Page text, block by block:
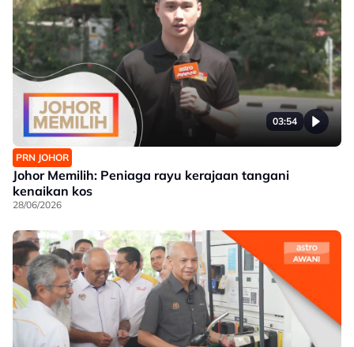
03:54
PRN JOHOR
Johor Memilih: Peniaga rayu kerajaan tangani
kenaikan kos
28/06/2026